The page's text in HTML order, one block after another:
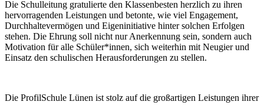
Die Schulleitung gratulierte den Klassenbesten herzlich zu ihren
hervorragenden Leistungen und betonte, wie viel Engagement,
Durchhaltevermögen und Eigeninitiative hinter solchen Erfolgen
stehen. Die Ehrung soll nicht nur Anerkennung sein, sondern auch
Motivation für alle Schüler*innen, sich weiterhin mit Neugier und
Einsatz den schulischen Herausforderungen zu stellen.
Die ProfilSchule Lünen ist stolz auf die großartigen Leistungen ihrer